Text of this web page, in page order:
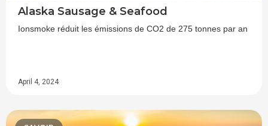
Alaska Sausage & Seafood
Ionsmoke réduit les émissions de CO2 de 275 tonnes par an
April 4, 2024